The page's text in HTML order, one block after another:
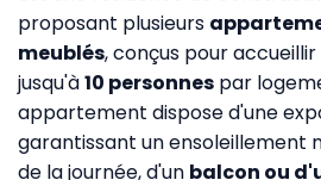
proposant plusieurs
meublés, conçus pour
jusqu'à10 personnes par
appartement dispose d'une
garantissant un ensoleillement
de la journée, d'un balcon ou